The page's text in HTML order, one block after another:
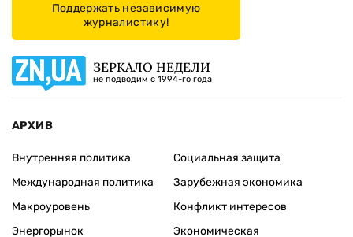
Поддержать независимую
журналистику!
ЗЕРКАЛО НЕДЕЛИ
не подводим с 1994-го года
АРХИВ
Внутренняя политика
Международная политика
Макроуровень
Энергорынок
Социальная защита
Зарубежная экономика
Конфликт интересов
Экономическая